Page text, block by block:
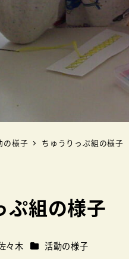
の様子 ちゅうりっぷ組の様子
ぷ組の様子
々木 カテゴリー
活動の様子